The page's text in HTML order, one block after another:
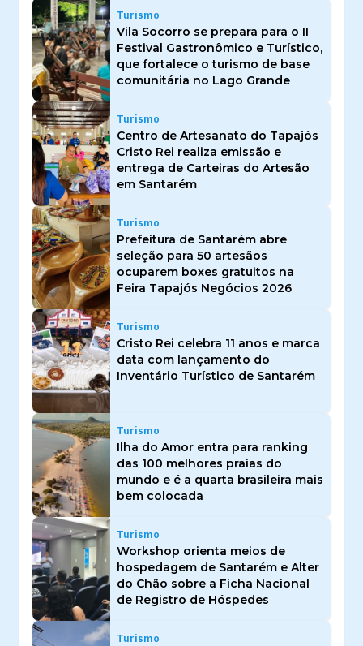
Turismo
Vila Socorro se prepara para o II
Festival Gastronômico e Turístico,
que fortalece o turismo de base
comunitária no Lago Grande
Turismo
Centro de Artesanato do Tapajós
Cristo Rei realiza emissão e
entrega de Carteiras do Artesão
em Santarém
Turismo
Prefeitura de Santarém abre
seleção para 50 artesãos
ocuparem boxes gratuitos na
Feira Tapajós Negócios 2026
Turismo
Cristo Rei celebra 11 anos e marca
data com lançamento do
Inventário Turístico de Santarém
Turismo
Ilha do Amor entra para ranking
das 100 melhores praias do
mundo e é a quarta brasileira mais
bem colocada
Turismo
Workshop orienta meios de
hospedagem de Santarém e Alter
do Chão sobre a Ficha Nacional
de Registro de Hóspedes
Turismo